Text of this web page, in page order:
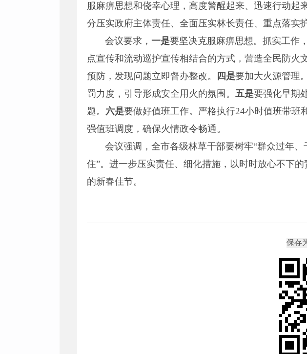
服麻痹思想和侥幸心理，高度警醒起来、迅速行动
分压实政府主体责任、全面压实林长责任、重点落实
会议要求， 一是要坚决克服麻痹思想。抓实工作
点宣传和流动巡护宣传相结合的方式，营造全民防火
预防，发现问题立即督办整改。
四是要加大火源管理
罚力度，引导形成安全用火的氛围。 五是要强化早期
题。 六是要做好值班工作。严格执行24小时值班带班
强值班调度，确保火情政令畅通。
会议强调，全市各级林草干部要树牢“群众过年
住”。进一步压实责任、细化措施，以时时放心不下
的新春佳节。